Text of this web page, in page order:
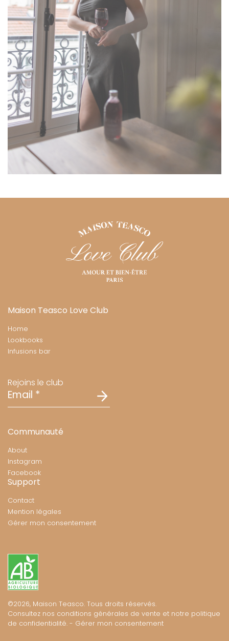
Maison Teasco Love Club
Home
Lookbooks
Infusions bar
Rejoins le club
Communauté
About
Instagram
Facebook
Support
Contact
Mention légales
Gérer mon consentement
©2026, Maison Teasco. Tous droits réservés.
Consultez nos conditions générales de vente et notre politique
de confidentialité. - Gérer mon consentement